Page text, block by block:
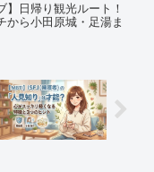
】日帰り観光ルート！
から小田原城・足湯ま